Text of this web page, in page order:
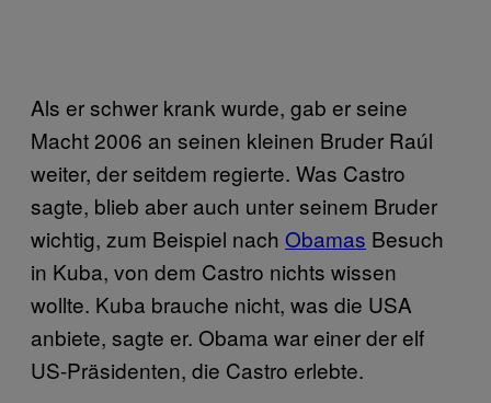
Als er schwer krank wurde, gab er seine
Macht 2006 an seinen kleinen Bruder Raúl
weiter, der seitdem regierte. Was Castro
sagte, blieb aber auch unter seinem Bruder
wichtig, zum Beispiel nach Obamas Besuch
in Kuba, von dem Castro nichts wissen
wollte. Kuba brauche nicht, was die USA
anbiete, sagte er. Obama war einer der elf
US-Präsidenten, die Castro erlebte.